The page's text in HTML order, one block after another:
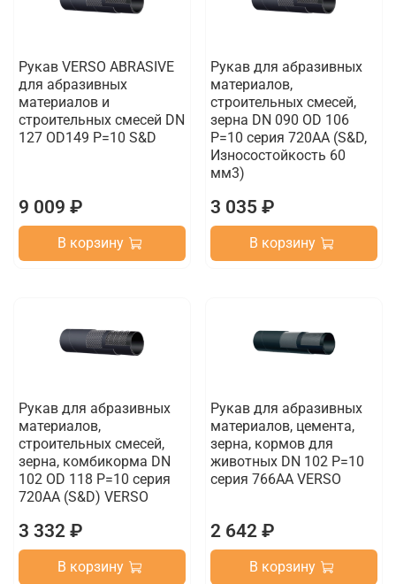
Рукав VERSO ABRASIVE
для абразивных
материалов и
строительных смесей DN
127 OD149 Р=10 S&D
9 009 ₽
В корзину
Рукав для абразивных
материалов,
строительных смесей,
зерна DN 090 OD 106
Р=10 серия 720АА (S&D,
Износостойкость 60
мм3)
3 035 ₽
В корзину
Рукав для абразивных
материалов,
строительных смесей,
зерна, комбикорма DN
102 OD 118 Р=10 серия
720АА (S&D) VERSO
3 332 ₽
В корзину
Рукав для абразивных
материалов, цемента,
зерна, кормов для
животных DN 102 P=10
серия 766AA VERSO
2 642 ₽
В корзину